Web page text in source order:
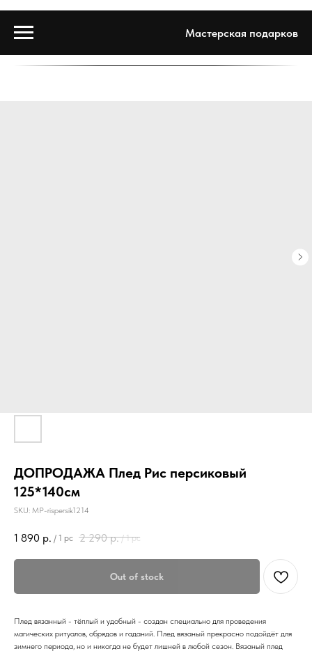
Мастерская подарков
ДОПРОДАЖА Плед Рис персиковый
125*140см
SKU: MP-rispersik1214
1 890 р. / 1 pc 2 290 р. / 1 pc
Out of stock
Плед вязанный - тёплый и удобный - создан специально для проведения
магических ритуалов, обрядов и гаданий. Плед вязаный прекрасно подойдёт для
зимнего периода, но и никогда не будет лишней в любой сезон. Вязаный плед